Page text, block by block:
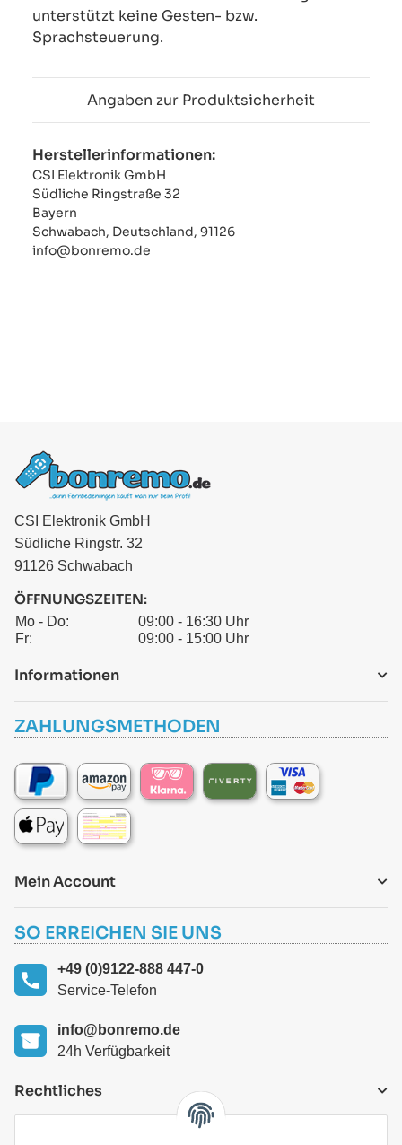
unterstützt keine Gesten- bzw.
Sprachsteuerung.
Angaben zur Produktsicherheit
Herstellerinformationen:
CSI Elektronik GmbH
Südliche Ringstraße 32
Bayern
Schwabach, Deutschland, 91126
info@bonremo.de
CSI Elektronik GmbH
Südliche Ringstr. 32
91126 Schwabach
ÖFFNUNGSZEITEN:
Mo - Do:
09:00 - 16:30 Uhr
Fr:
09:00 - 15:00 Uhr
Informationen
ZAHLUNGSMETHODEN
Mein Account
SO ERREICHEN SIE UNS
+49 (0)9122-888 447-0
Service-Telefon
info@bonremo.de
24h Verfügbarkeit
Rechtliches